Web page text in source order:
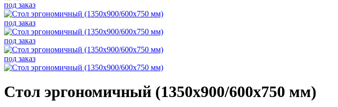
под заказ
под заказ
под заказ
под заказ
Стол эргономичный (1350х900/600х750 мм)